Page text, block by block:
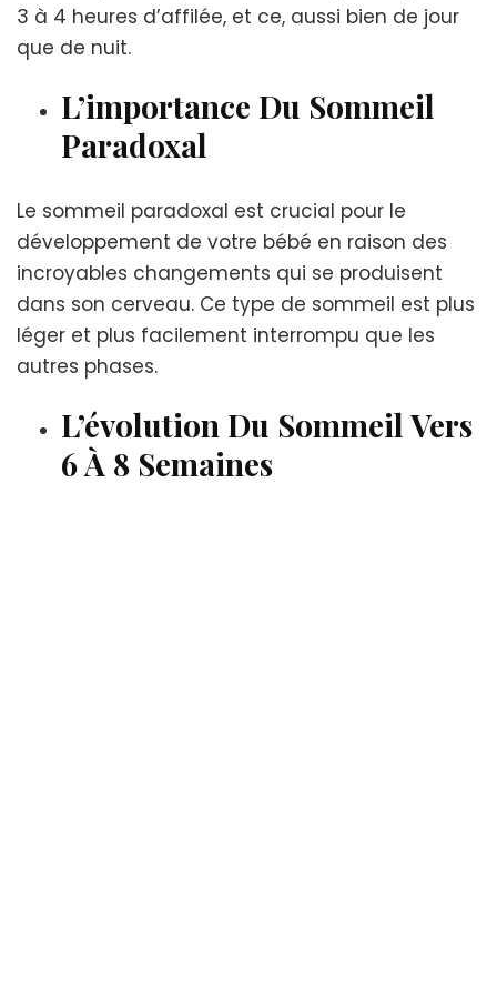
3 à 4 heures d’affilée, et ce, aussi bien de jour
que de nuit.
L’importance Du Sommeil
Paradoxal
Le sommeil paradoxal est crucial pour le
développement de votre bébé en raison des
incroyables changements qui se produisent
dans son cerveau. Ce type de sommeil est plus
léger et plus facilement interrompu que les
autres phases.
L’évolution Du Sommeil Vers
6 À 8 Semaines